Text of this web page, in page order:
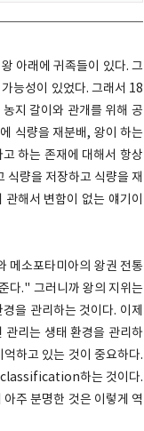
아래에 귀족들이 있다. 그
능성이 있었다. 그래서 18
지 갈이와 관개를 위해 공
식량을 재분배, 왕이 하는
하는 존재에 대해서 항상
식량을 저장하고 식량을 재
해서 변함이 없는 얘기이
메소포타미아의 왕권 전통
다." 그러니까 왕의 지위는
을 관리하는 것이다. 이제
관리는 생태 환경을 관리하
하고 있는 것이 중요하다.
classification하는 것이다.
주 분명한 것은 이렇게 역